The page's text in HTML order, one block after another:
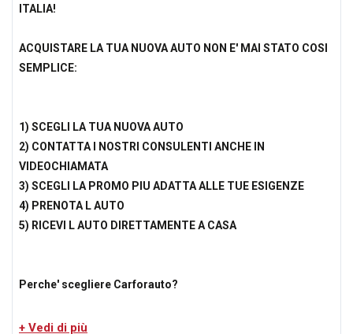
ITALIA!
ACQUISTARE LA TUA NUOVA AUTO NON E' MAI STATO COSI
SEMPLICE:
1) SCEGLI LA TUA NUOVA AUTO
2) CONTATTA I NOSTRI CONSULENTI ANCHE IN
VIDEOCHIAMATA
3) SCEGLI LA PROMO PIU ADATTA ALLE TUE ESIGENZE
4) PRENOTA L AUTO
5) RICEVI L AUTO DIRETTAMENTE A CASA
Perche' scegliere Carforauto?
Ecco i 6 motivi principali :